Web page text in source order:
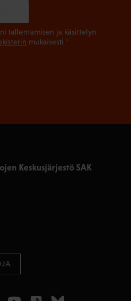
Keskusjärjestö SAK
tallentamisen ja käsittelyn
mukaisesti *